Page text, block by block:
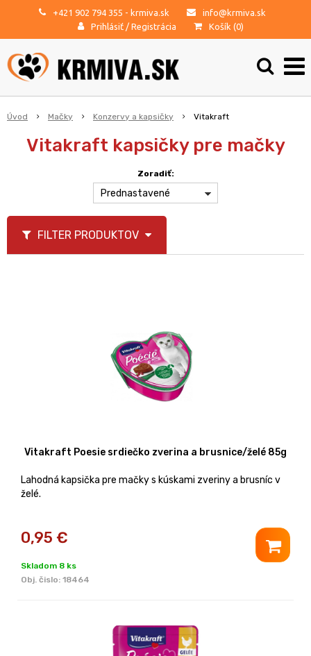
+421 902 794 355 - krmiva.sk
info@krmiva.sk
Prihlásiť / Registrácia Košík (0)
Úvod Mačky Konzervy a kapsičky Vitakraft
Vitakraft kapsičky pre mačky
Zoradiť:
Prednastavené
FILTER PRODUKTOV
Vitakraft Poesie srdiečko zverina a brusnice/želé 85g
Lahodná kapsička pre mačky s kúskami zveriny a brusníc v
želé.
0,95 €
Skladom 8 ks
Obj. čislo: 18464